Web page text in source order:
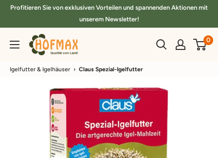
DirektProfitieren Sie von exklusiven Vorteilen und spannenden Aktionen mit
unserem Newsletter!
hofmax.de 0
Igelfutter & Igelhäuser › Claus Spezial-Igelfutter